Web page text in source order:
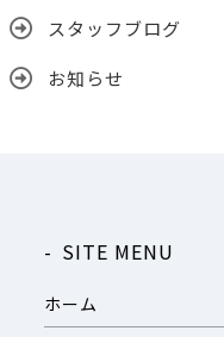
スタッフブログ
お知らせ
SITE MENU
ホーム